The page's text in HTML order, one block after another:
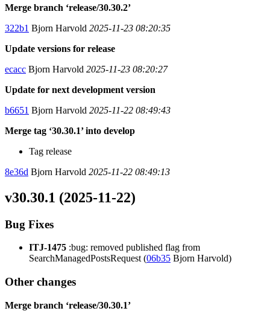
Merge branch ‘release/30.30.2’
322b1 Bjorn Harvold 2025-11-23 08:20:35
Update versions for release
ecacc Bjorn Harvold 2025-11-23 08:20:27
Update for next development version
b6651 Bjorn Harvold 2025-11-22 08:49:43
Merge tag ‘30.30.1’ into develop
Tag release
8e36d Bjorn Harvold 2025-11-22 08:49:13
v30.30.1 (2025-11-22)
Bug Fixes
ITJ-1475 :bug: removed published flag from
SearchManagedPostsRequest (06b35 Bjorn Harvold)
Other changes
Merge branch ‘release/30.30.1’